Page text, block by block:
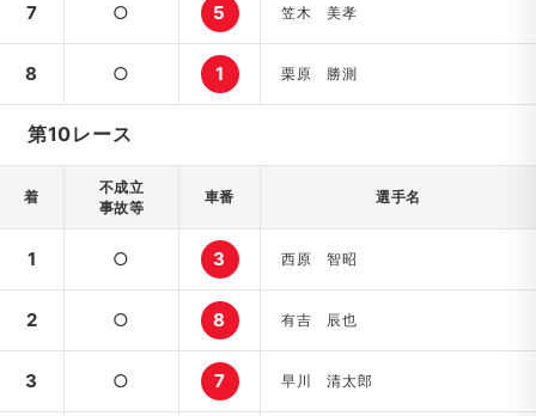
7 ○ 5 笠木 美孝
8 ○ 1 栗原 勝測
第10レース
着
不成立
事故等
車番 選手名
1 ○ 3 西原 智昭
2 ○ 8 有吉 辰也
3 ○ 7 早川 清太郎